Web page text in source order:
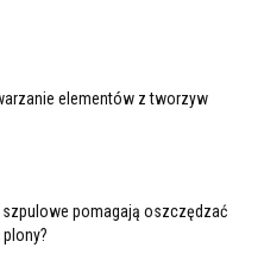
elementów z tworzyw
pomagają oszczędzać